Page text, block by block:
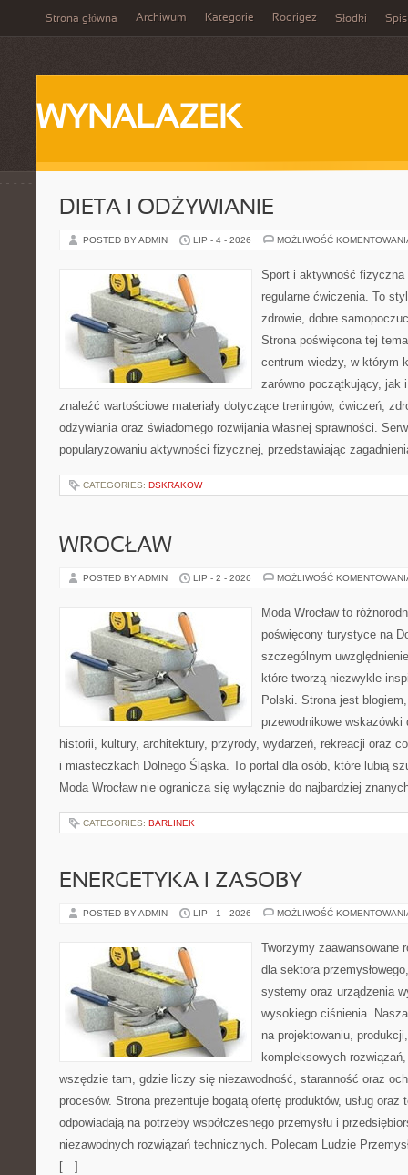
Strona główna Archiwum Kategorie Rodrigez Słodki Spis
WYNALAZEK
DIETA I ODŻYWIANIE
POSTED BY ADMIN LIP - 4 - 2026 MOŻLIWOŚĆ
Sport i aktywność
regularne ćwiczenia. To
zdrowie, dobre
Strona poświęcona tej
centrum wiedzy, w którym
zarówno początkujący, jak
znaleźć wartościowe materiały dotyczące treningów, ćwiczeń,
odżywiania oraz świadomego rozwijania własnej sprawności.
popularyzowaniu aktywności fizycznej, przedstawiając
CATEGORIES: DSKRAKOW
WROCŁAW
POSTED BY ADMIN LIP - 2 - 2026 MOŻLIWOŚĆ
Moda Wrocław to
poświęcony turystyce na
szczególnym
które tworzą niezwykle
Polski. Strona jest
przewodnikowe
historii, kultury, architektury, przyrody, wydarzeń, rekreacji oraz
i miasteczkach Dolnego Śląska. To portal dla osób, które lubią
Moda Wrocław nie ogranicza się wyłącznie do najbardziej
CATEGORIES: BARLINEK
ENERGETYKA I ZASOBY
POSTED BY ADMIN LIP - 1 - 2026 MOŻLIWOŚĆ
Tworzymy zaawansowane
dla sektora
systemy oraz urządzenia
wysokiego ciśnienia.
na projektowaniu,
kompleksowych
wszędzie tam, gdzie liczy się niezawodność, staranność oraz
procesów. Strona prezentuje bogatą ofertę produktów, usług oraz
odpowiadają na potrzeby współczesnego przemysłu i
niezawodnych rozwiązań technicznych. Polecam Ludzie
[…]